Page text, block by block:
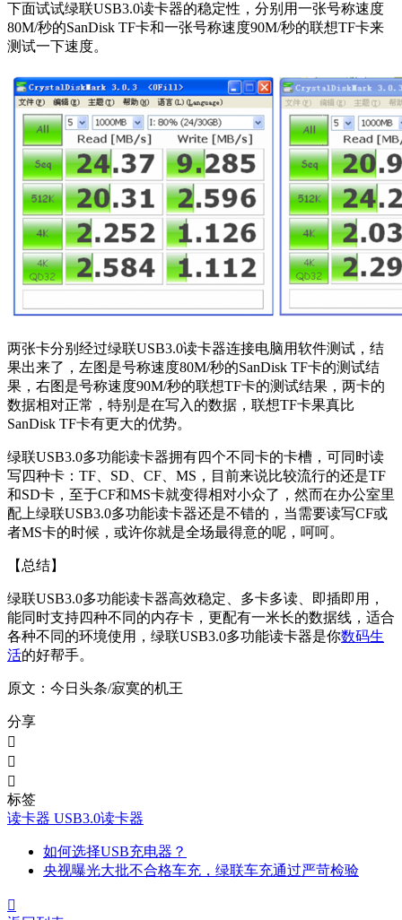
下面试试绿联USB3.0读卡器的稳定性，分别用一张号称速度
80M/秒的SanDisk TF卡和一张号称速度90M/秒的联想TF卡来
测试一下速度。
两张卡分别经过绿联USB3.0读卡器连接电脑用软件测试，结
果出来了，左图是号称速度80M/秒的SanDisk TF卡的测试结
果，右图是号称速度90M/秒的联想TF卡的测试结果，两卡的
数据相对正常，特别是在写入的数据，联想TF卡果真比
SanDisk TF卡有更大的优势。
绿联USB3.0多功能读卡器拥有四个不同卡的卡槽，可同时读
写四种卡：TF、SD、CF、MS，目前来说比较流行的还是TF
和SD卡，至于CF和MS卡就变得相对小众了，然而在办公室里
配上绿联USB3.0多功能读卡器还是不错的，当需要读写CF或
者MS卡的时候，或许你就是全场最得意的呢，呵呵。
【总结】
绿联USB3.0多功能读卡器高效稳定、多卡多读、即插即用，
能同时支持四种不同的内存卡，更配有一米长的数据线，适合
各种不同的环境使用，绿联USB3.0多功能读卡器是你数码生
活的好帮手。
原文：今日头条/寂寞的机王
分享



标签
读卡器 USB3.0读卡器
如何选择USB充电器？
央视曝光大批不合格车充，绿联车充通过严苛检验
